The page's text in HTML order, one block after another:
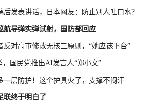
发表讲话，日本网友：防止别人吐口水？
航导弹实弹试射，国防部回应
反对高市修改无核三原则，“她应该下台”
，国民党推出AI发言人“郑小文”
一层防护！这个护具火了，支撑不闷汗
联终于明白了